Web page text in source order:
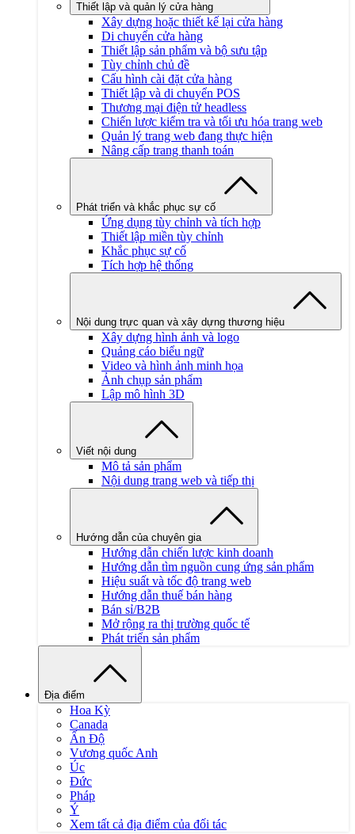
Thiết lập và quản lý cửa hàng
Xây dựng hoặc thiết kế lại cửa hàng
Di chuyển cửa hàng
Thiết lập sản phẩm và bộ sưu tập
Tùy chỉnh chủ đề
Cấu hình cài đặt cửa hàng
Thiết lập và di chuyển POS
Thương mại điện tử headless
Chiến lược kiểm tra và tối ưu hóa trang web
Quản lý trang web đang thực hiện
Nâng cấp trang thanh toán
Phát triển và khắc phục sự cố
Ứng dụng tùy chỉnh và tích hợp
Thiết lập miền tùy chỉnh
Khắc phục sự cố
Tích hợp hệ thống
Nội dung trực quan và xây dựng thương hiệu
Xây dựng hình ảnh và logo
Quảng cáo biểu ngữ
Video và hình ảnh minh họa
Ảnh chụp sản phẩm
Lập mô hình 3D
Viết nội dung
Mô tả sản phẩm
Nội dung trang web và tiếp thị
Hướng dẫn của chuyên gia
Hướng dẫn chiến lược kinh doanh
Hướng dẫn tìm nguồn cung ứng sản phẩm
Hiệu suất và tốc độ trang web
Hướng dẫn thuế bán hàng
Bán sỉ/B2B
Mở rộng ra thị trường quốc tế
Phát triển sản phẩm
Địa điểm
Hoa Kỳ
Canada
Ấn Độ
Vương quốc Anh
Úc
Đức
Pháp
Ý
Xem tất cả địa điểm của đối tác